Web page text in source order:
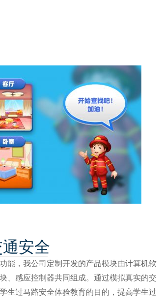
安全
能，我公司定制开发的产品模块由计算机软
、感应控制器共同组成。通过模拟真实的交
生过马路安全体验教育的目的，提高学生过